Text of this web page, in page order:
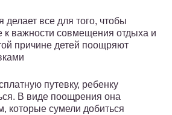
делает все для того, чтобы
к важности совмещения отдыха и
причине детей поощряют
путевку, ребенку
В виде поощрения она
которые сумели добиться